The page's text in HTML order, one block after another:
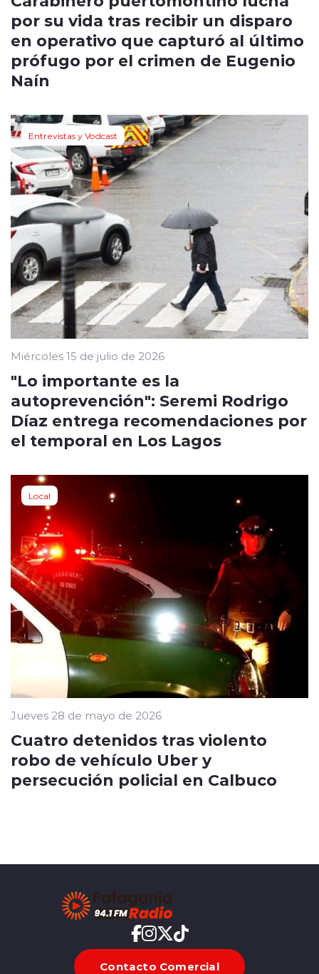
por su vida tras recibir un disparo
en operativo que capturó al último
prófugo por el crimen de Eugenio
Naín
Entrevistas y Vodcast
Miércoles 15 de julio de 2026
"Lo importante es la
autoprevención": Seremi Rodrigo
Díaz entrega recomendaciones por
el temporal en Los Lagos
Local
Jueves 28 de mayo de 2026
Cuatro detenidos tras violento
robo de vehículo Uber y
persecución policial en Calbuco
Contacto Comercial